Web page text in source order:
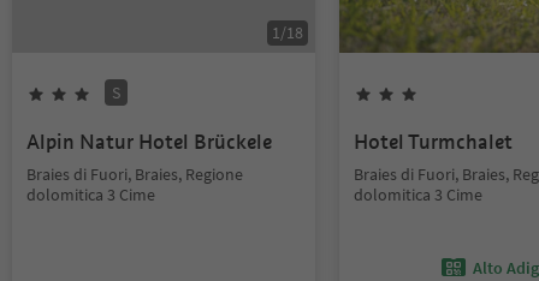
1/18
S
Alpin Natur Hotel Brückele
Braies di Fuori, Braies, Regione
dolomitica 3 Cime
Hotel Turmchalet
Braies di Fuori, Braies,
dolomitica 3 Cime
Alto